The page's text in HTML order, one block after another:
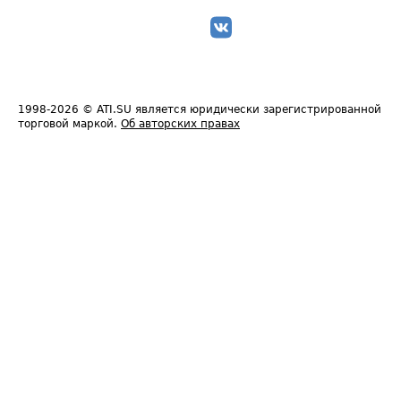
1998-2026 © ATI.SU является юридически зарегистрированной
торговой маркой. Об авторских правах